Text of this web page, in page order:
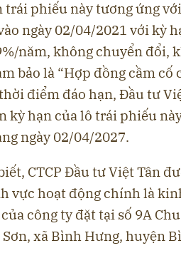
trái phiếu này tương ứng
ngày 02/04/2021 với kỳ
năm, không chuyển đổi,
bảo là “Hợp đồng cầm
điểm đáo hạn, Đầu tư
kỳ hạn của lô trái phiếu
ngày 02/04/2027.
CTCP Đầu tư Việt Tân
vực hoạt động chính là
công ty đặt tại số 9A
xã Bình Hưng, huyện